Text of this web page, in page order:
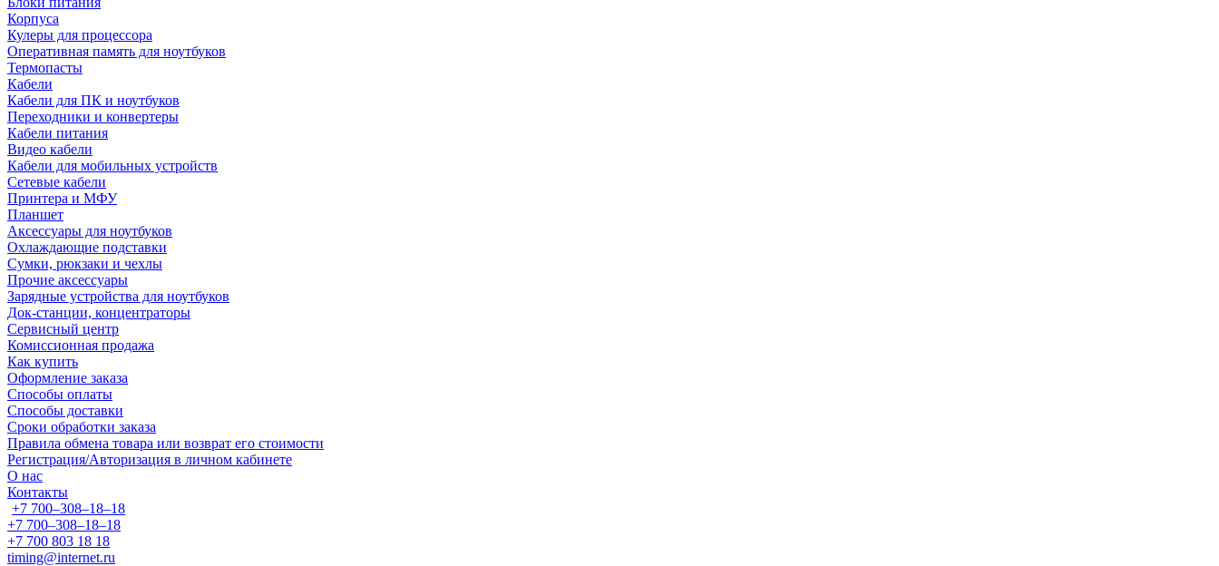
Корпуса
Кулеры для процессора
Оперативная память для ноутбуков
Термопасты
Кабели
Кабели для ПК и ноутбуков
Переходники и конвертеры
Кабели питания
Видео кабели
Кабели для мобильных устройств
Сетевые кабели
Принтера и МФУ
Планшет
Аксессуары для ноутбуков
Охлаждающие подставки
Сумки, рюкзаки и чехлы
Прочие аксессуары
Зарядные устройства для ноутбуков
Док-станции, концентраторы
Сервисный центр
Комиссионная продажа
Как купить
Оформление заказа
Способы оплаты
Способы доставки
Сроки обработки заказа
Правила обмена товара или возврат его стоимости
Регистрация/Авторизация в личном кабинете
О нас
Контакты
+7 700‒308‒18‒18
+7 700‒308‒18‒18
+7 700 803 18 18
timing@internet.ru